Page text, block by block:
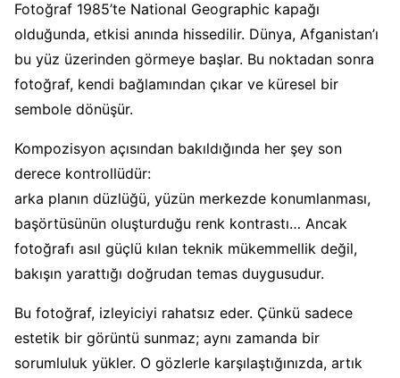
Fotoğraf 1985’te National Geographic kapağı
olduğunda, etkisi anında hissedilir. Dünya, Afganistan’ı
bu yüz üzerinden görmeye başlar. Bu noktadan sonra
fotoğraf, kendi bağlamından çıkar ve küresel bir
sembole dönüşür.
Kompozisyon açısından bakıldığında her şey son
derece kontrollüdür:
arka planın düzlüğü, yüzün merkezde konumlanması,
başörtüsünün oluşturduğu renk kontrastı… Ancak
fotoğrafı asıl güçlü kılan teknik mükemmellik değil,
bakışın yarattığı doğrudan temas duygusudur.
Bu fotoğraf, izleyiciyi rahatsız eder. Çünkü sadece
estetik bir görüntü sunmaz; aynı zamanda bir
sorumluluk yükler. O gözlerle karşılaştığınızda, artık